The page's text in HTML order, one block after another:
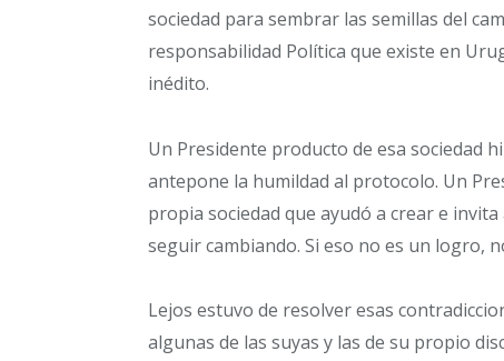
sociedad para sembrar las semillas del
responsabilidad Política que existe en
inédito.
Un Presidente producto de esa sociedad
antepone la humildad al protocolo. Un
propia sociedad que ayudó a crear e
seguir cambiando. Si eso no es un logro,
Lejos estuvo de resolver esas
algunas de las suyas y las de su propio